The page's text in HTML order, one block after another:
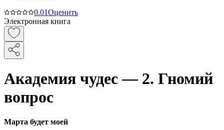
0.01Оценить
Электронная книга
Академия чудес — 2. Гномий
вопрос
Марта будет моей